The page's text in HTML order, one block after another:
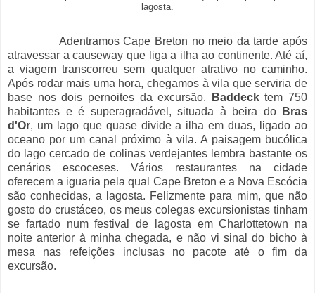
lagosta.
Adentramos Cape Breton no meio da tarde após
atravessar a causeway que liga a ilha ao continente. Até aí,
a viagem transcorreu sem qualquer atrativo no caminho.
Após rodar mais uma hora, chegamos à vila que serviria de
base nos dois pernoites da excursão.
Baddecktem 750
habitantes e é superagradável, situada à beira do
Bras
d'Or, um lago que quase divide a ilha em duas, ligado ao
oceano por um canal próximo à vila. A paisagem bucólica
do lago cercado de colinas verdejantes lembra bastante os
cenários escoceses. Vários restaurantes na cidade
oferecem a iguaria pela qual Cape Breton e a Nova Escócia
são conhecidas, a lagosta. Felizmente para mim, que não
gosto do crustáceo, os meus colegas excursionistas tinham
se fartado num festival de lagosta em Charlottetown na
noite anterior à minha chegada, e não vi sinal do bicho à
mesa nas refeições inclusas no pacote até o fim da
excursão.